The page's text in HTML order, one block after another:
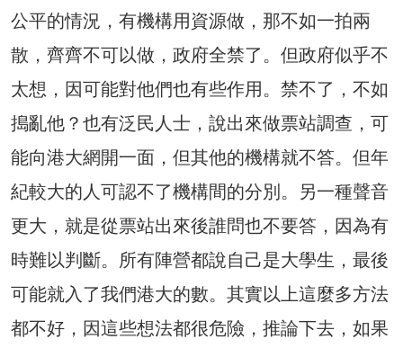
公平的情況，有機構用資源做，那不如一拍兩
散，齊齊不可以做，政府全禁了。但政府似乎不
太想，因可能對他們也有些作用。禁不了，不如
搗亂他？也有泛民人士，說出來做票站調查，可
能向港大網開一面，但其他的機構就不答。但年
紀較大的人可認不了機構間的分別。另一種聲音
更大，就是從票站出來後誰問也不要答，因為有
時難以判斷。所有陣營都說自己是大學生，最後
可能就入了我們港大的數。其實以上這麼多方法
都不好，因這些想法都很危險，推論下去，如果